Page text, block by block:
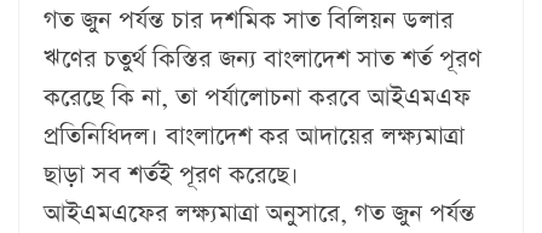
গত জুন পর্যন্ত চার দশমিক সাত বিলিয়ন ডলার
ঋণের চতুর্থ কিস্তির জন্য বাংলাদেশ সাত শর্ত পূরণ
করেছে কি না, তা পর্যালোচনা করবে আইএমএফ
প্রতিনিধিদল। বাংলাদেশ কর আদায়ের লক্ষ্যমাত্রা
ছাড়া সব শর্তই পূরণ করেছে।
আইএমএফের লক্ষ্যমাত্রা অনুসারে, গত জুন পর্যন্ত